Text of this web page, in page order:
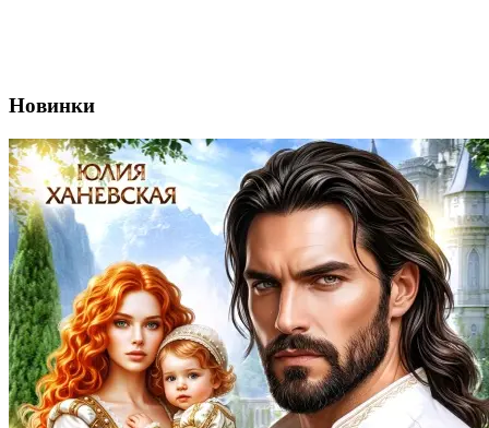
Новинки